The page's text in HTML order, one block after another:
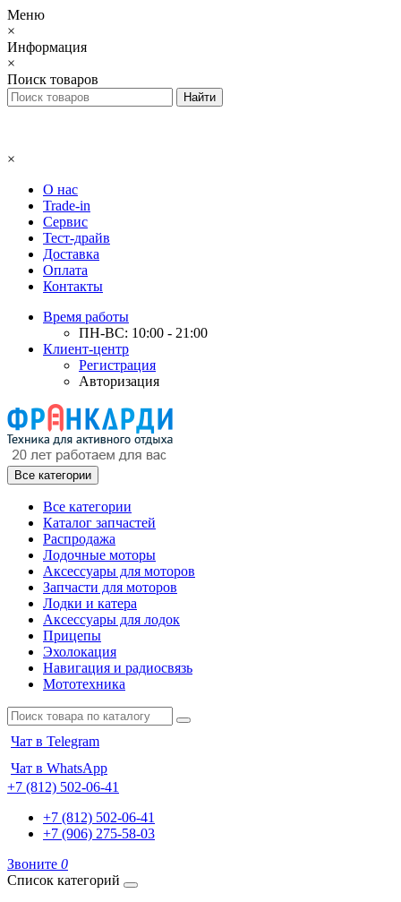
Меню
×
Информация
×
Поиск товаров
×
О нас
Trade-in
Сервис
Тест-драйв
Доставка
Оплата
Контакты
Время работы
ПН-ВС: 10:00 - 21:00
Клиент-центр
Регистрация
Авторизация
Все категории
Все категории
Каталог запчастей
Распродажа
Лодочные моторы
Аксессуары для моторов
Запчасти для моторов
Лодки и катера
Аксессуары для лодок
Прицепы
Эхолокация
Навигация и радиосвязь
Мототехника
Чат в Telegram
Чат в WhatsApp
+7 (812) 502-06-41
+7 (812) 502-06-41
+7 (906) 275-58-03
Звоните 0
Список категорий